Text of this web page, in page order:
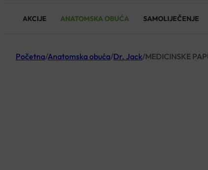
AKCIJE ANATOMSKA OBUĆA SAMOLIJEČENJE
Početna/Anatomska obuća/Dr. Jack/MEDICINSKE